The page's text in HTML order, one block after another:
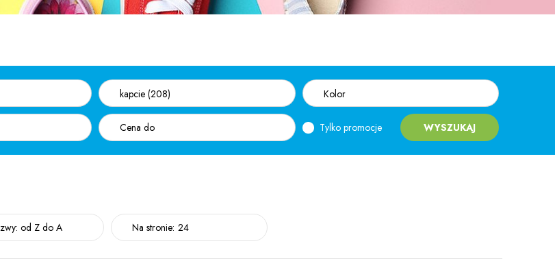
kapcie (208) Kolor
Tylko promocje WYSZUKAJ
od Z do A Na stronie: 24